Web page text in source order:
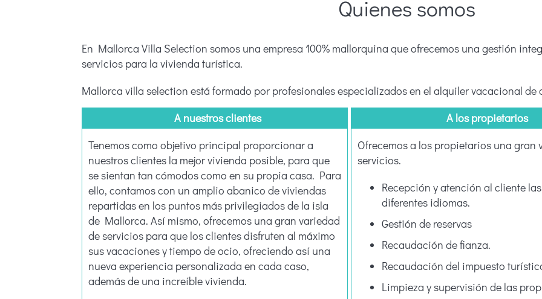
Quienes somos
En Mallorca Villa Selection somos una empresa 100% mallorquina que ofrecemos una gestión
servicios para la vivienda turística.
Mallorca villa selection está formado por profesionales especializados en el alquiler vacacional de
A nuestros clientes
Tenemos como objetivo principal proporcionar a
nuestros clientes la mejor vivienda posible, para que
se sientan tan cómodos como en su propia casa. Para
ello, contamos con un amplio abanico de viviendas
repartidas en los puntos más privilegiados de la isla
de Mallorca. Así mismo, ofrecemos una gran variedad
de servicios para que los clientes disfruten al máximo
sus vacaciones y tiempo de ocio, ofreciendo así una
nueva experiencia personalizada en cada caso,
además de una increíble vivienda.
A los propietarios
Ofrecemos a los propietarios una gran
servicios.
Recepción y atención al cliente
diferentes idiomas.
Gestión de reservas
Recaudación de fianza.
Recaudación del impuesto
Limpieza y supervisión de las